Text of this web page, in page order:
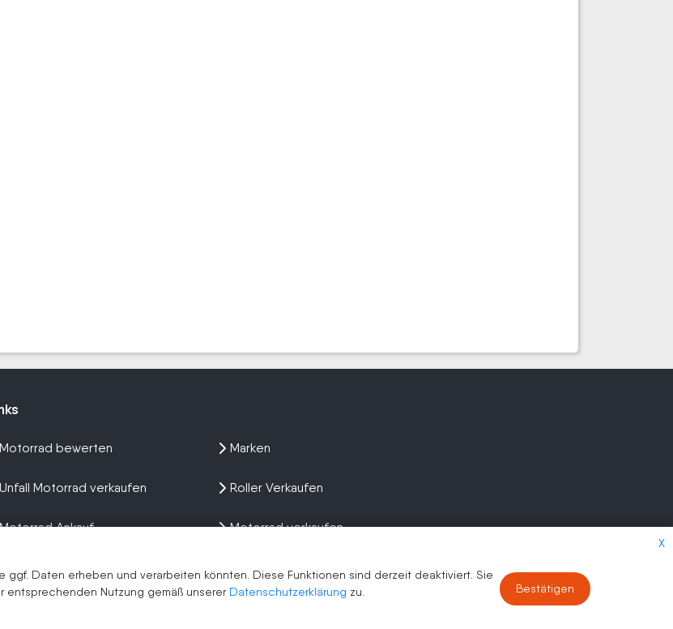
X
Daten erheben und verarbeiten könnten. Diese Funktionen sind derzeit deaktiviert. Sie
entsprechenden Nutzung gemäß unserer Datenschutzerklärung zu.
Bestätigen
Motorrad bewerten
Unfall Motorrad verkaufen
Motorrad Ankauf
Wir kaufen dein Bike
Marken
Roller Verkaufen
Motorrad verkaufen